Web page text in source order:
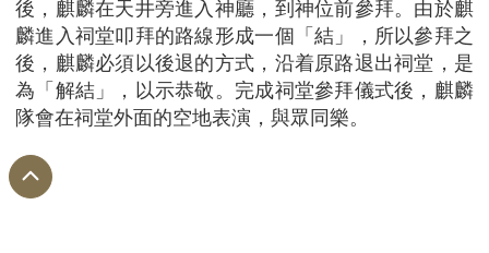
後，麒麟在天井旁進入神廳，到神位前參拜。由於麒
麟進入祠堂叩拜的路線形成一個「結」，所以參拜之
後，麒麟必須以後退的方式，沿着原路退出祠堂，是
為「解結」，以示恭敬。完成祠堂參拜儀式後，麒麟
隊會在祠堂外面的空地表演，與眾同樂。